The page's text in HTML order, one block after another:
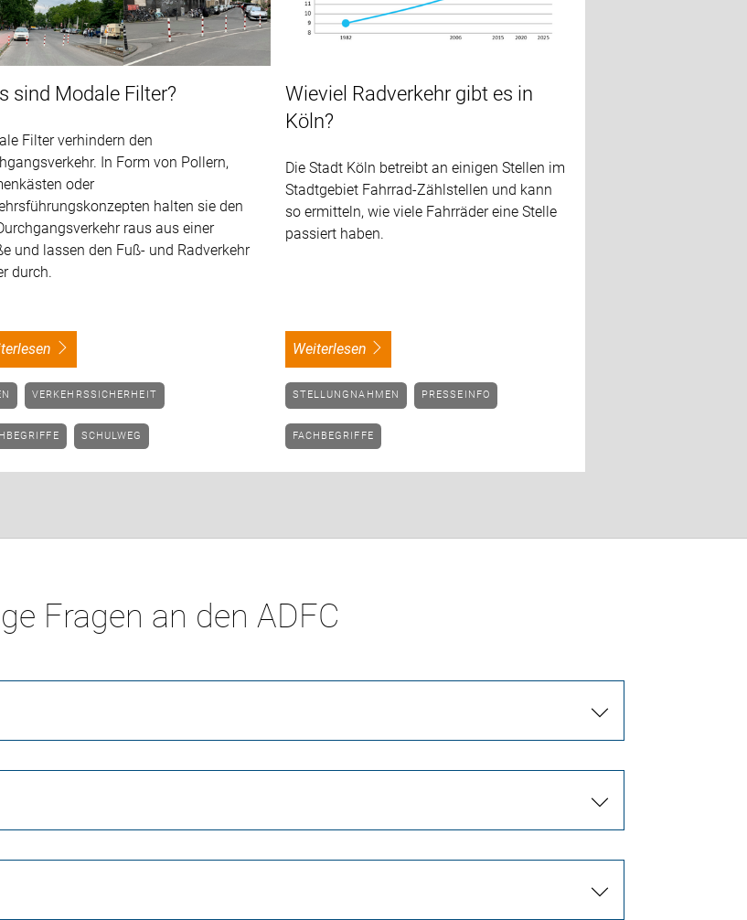
sind Modale Filter?
Filter verhindern den
In Form von Pollern,
oder
halten sie den
raus aus einer
und lassen den Fuß- und Radverkehr
durch.
VERKEHRSSICHERHEIT
SCHULWEG
Wieviel Radverkehr gibt es in
Köln?
Die Stadt Köln betreibt an einigen Stellen im
Stadtgebiet Fahrrad-Zählstellen und kann
so ermitteln, wie viele Fahrräder eine Stelle
passiert haben.
weiterlesen
STELLUNGNAHMEN PRESSEINFO
FACHBEGRIFFE
Fragen an den ADFC